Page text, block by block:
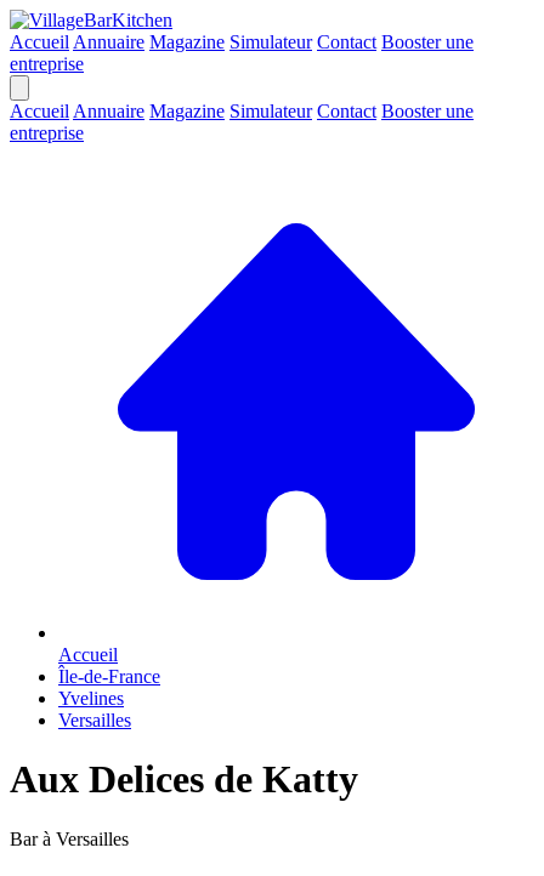
Accueil Annuaire Magazine Simulateur Contact Booster une
entreprise
Accueil Annuaire Magazine Simulateur Contact Booster une
entreprise
Accueil
Île-de-France
Yvelines
Versailles
Aux Delices de Katty
Bar à Versailles